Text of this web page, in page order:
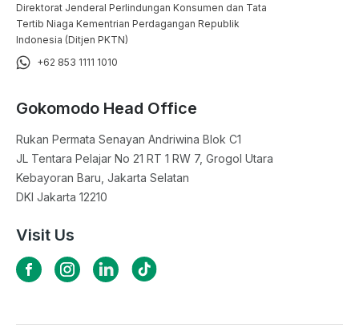
Direktorat Jenderal Perlindungan Konsumen dan Tata
Tertib Niaga Kementrian Perdagangan Republik
Indonesia (Ditjen PKTN)
+62 853 1111 1010
Gokomodo Head Office
Rukan Permata Senayan Andriwina Blok C1
JL Tentara Pelajar No 21 RT 1 RW 7, Grogol Utara
Kebayoran Baru, Jakarta Selatan
DKI Jakarta 12210
Visit Us